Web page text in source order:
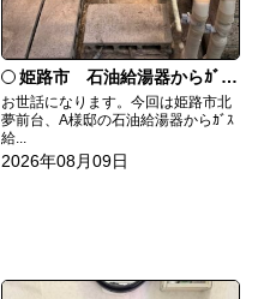
姫路市 石油給湯器からｶﾞｽ給湯器へ取替
お世話になります。今回は姫路市北
夢前台、A様邸の石油給湯器からｶﾞｽ
給...
2026年08月09日